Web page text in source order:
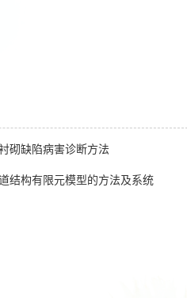
砌缺陷病害诊断方法
结构有限元模型的方法及系统